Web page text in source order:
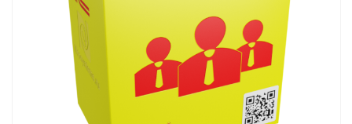
Смотреть проект